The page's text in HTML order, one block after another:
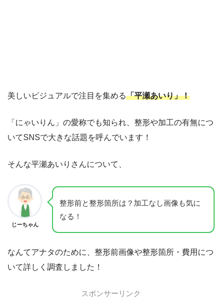
美しいビジュアルで注目を集める「平瀬あいり」！
「にゃいりん」の愛称でも知られ、整形や加工の有無につ
いてSNSで大きな話題を呼んでいます！
そんな平瀬あいりさんについて、
じーちゃん
整形前と整形箇所は？加工なし画像も気に
なる！
なんてアナタのために、整形前画像や整形箇所・費用につ
いて詳しく調査しました！
スポンサーリンク